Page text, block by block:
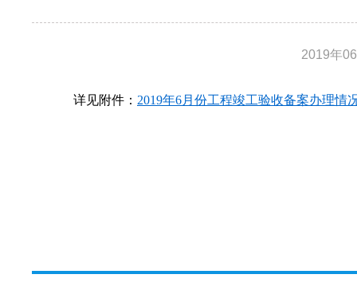
2019年
详见附件： 2019年6月份工程竣工验收备案办理情